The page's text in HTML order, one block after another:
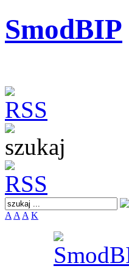
SmodBIP
A A A K